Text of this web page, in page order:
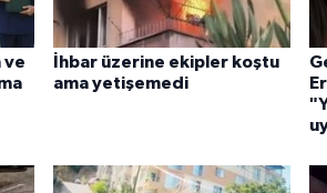
ve
İhbar üzerine ekipler koştu
ama yetişemedi